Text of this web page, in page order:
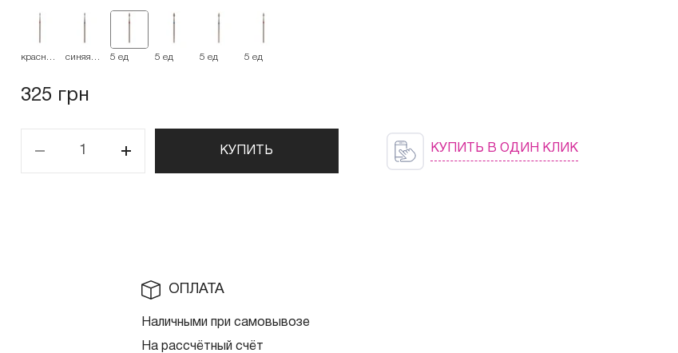
красная
синяя
5 ед 5 ед 5 ед 5 ед
325 грн
КУПИТЬ КУПИТЬ В ОДИН КЛИК
ОПЛАТА
Наличными при самовывозе
На рассчётный счёт